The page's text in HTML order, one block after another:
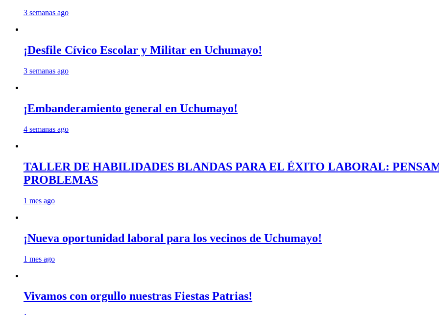
3 semanas ago
¡Desfile Cívico Escolar y Militar en Uchumayo!
3 semanas ago
¡Embanderamiento general en Uchumayo!
4 semanas ago
TALLER DE HABILIDADES BLANDAS PARA EL ÉXITO LABORAL:
PROBLEMAS
1 mes ago
¡Nueva oportunidad laboral para los vecinos de Uchumayo!
1 mes ago
Vivamos con orgullo nuestras Fiestas Patrias!